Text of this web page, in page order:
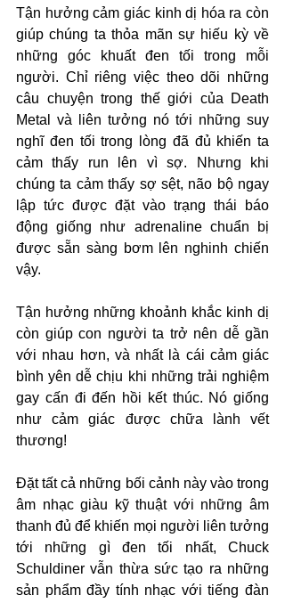
Tận hưởng cảm giác kinh dị hóa ra còn
giúp chúng ta thỏa mãn sự hiếu kỳ về
những góc khuất đen tối trong mỗi
người. Chỉ riêng việc theo dõi những
câu chuyện trong thế giới của Death
Metal và liên tưởng nó tới những suy
nghĩ đen tối trong lòng đã đủ khiến ta
cảm thấy run lên vì sợ. Nhưng khi
chúng ta cảm thấy sợ sệt, não bộ ngay
lập tức được đặt vào trạng thái báo
động giống như adrenaline chuẩn bị
được sẵn sàng bơm lên nghinh chiến
vậy.
Tận hưởng những khoảnh khắc kinh dị
còn giúp con người ta trở nên dễ gần
với nhau hơn, và nhất là cái cảm giác
bình yên dễ chịu khi những trải nghiệm
gay cấn đi đến hồi kết thúc. Nó giống
như cảm giác được chữa lành vết
thương!
Đặt tất cả những bối cảnh này vào trong
âm nhạc giàu kỹ thuật với những âm
thanh đủ để khiến mọi người liên tưởng
tới những gì đen tối nhất, Chuck
Schuldiner vẫn thừa sức tạo ra những
sản phẩm đầy tính nhạc với tiếng đàn